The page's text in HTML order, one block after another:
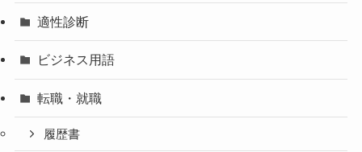
適性診断
ビジネス用語
転職・就職
履歴書